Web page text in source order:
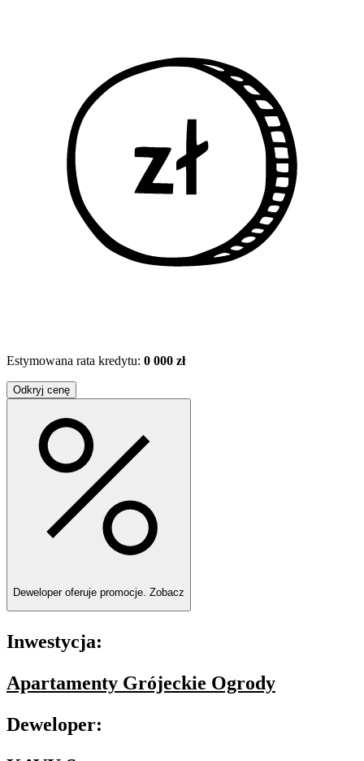
Estymowana rata kredytu: 0 000 zł
Odkryj cenę
Deweloper oferuje promocje. Zobacz
Inwestycja:
Apartamenty Grójeckie Ogrody
Deweloper: